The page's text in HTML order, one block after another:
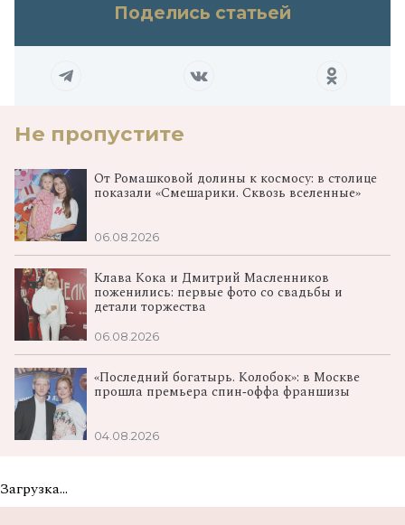
Поделись статьей
Не пропустите
От Ромашковой долины к космосу: в столице
показали «Смешарики. Сквозь вселенные»
06.08.2026
Клава Кока и Дмитрий Масленников
поженились: первые фото со свадьбы и
детали торжества
06.08.2026
«Последний богатырь. Колобок»: в Москве
прошла премьера спин‑оффа франшизы
04.08.2026
Загрузка...